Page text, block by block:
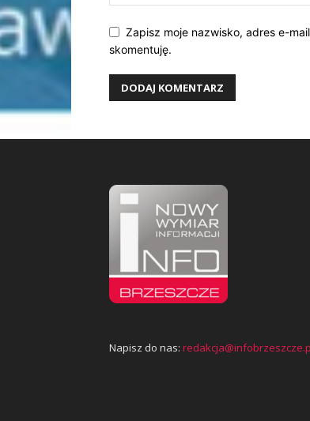
Zapisz moje nazwisko, adres e-
skomentuję.
Napisz do nas: